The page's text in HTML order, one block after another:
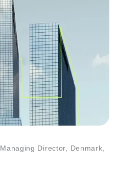
Director, Denmark,